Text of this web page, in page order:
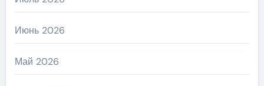
Июнь 2026
Май 2026